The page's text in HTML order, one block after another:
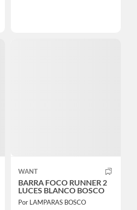
WANT
BARRA FOCO RUNNER 2
LUCES BLANCO BOSCO
Por LAMPARAS BOSCO